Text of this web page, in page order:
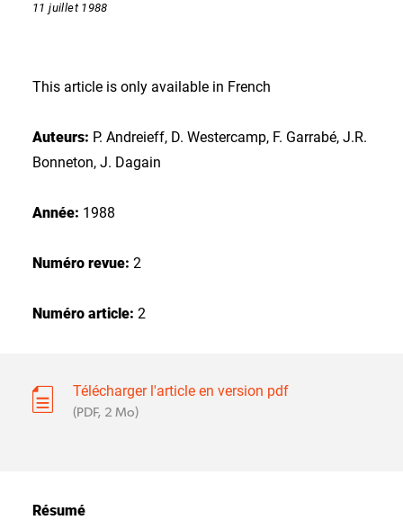
11 juillet 1988
This article is only available in French
Auteurs: P. Andreieff, D. Westercamp, F. Garrabé, J.R.
Bonneton, J. Dagain
Année: 1988
Numéro revue: 2
Numéro article: 2
Télécharger l'article en version pdf
(PDF, 2 Mo)
Résumé